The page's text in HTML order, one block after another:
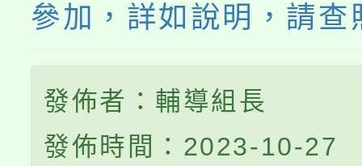
參加，詳如說明，請查
發佈者：輔導組長
發佈時間：2023-10-27